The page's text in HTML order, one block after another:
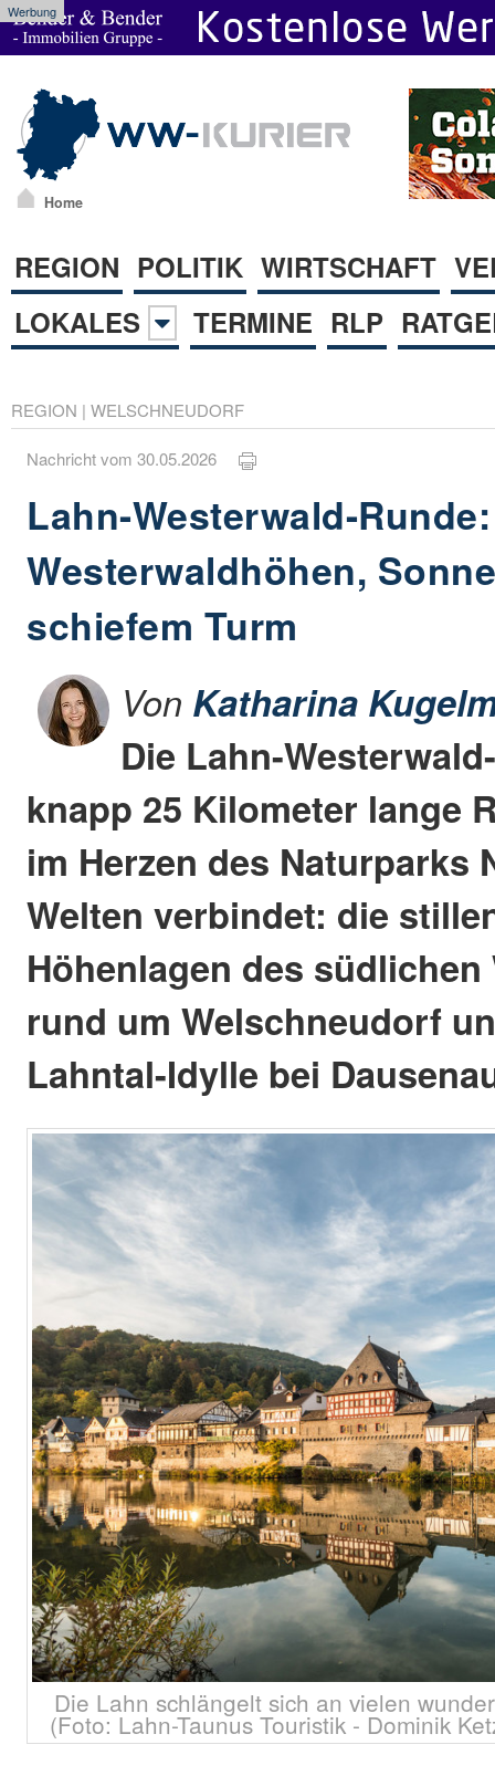
Werbung
Home
REGION POLITIK WIRTSCHAFT
LOKALES
TERMINE RLP
REGION | WELSCHNEUDORF
Nachricht vom 30.05.2026
Lahn-Westerwald-
Westerwaldhöhen,
schiefem Turm
Von Katharina
Die Lahn-
knapp 25 Kilometer lange
im Herzen des Naturparks
Welten verbindet: die
Höhenlagen des
rund um Welschneudorf
Lahntal-Idylle bei
Die Lahn schlängelt sich an vielen
(Foto: Lahn-Taunus Touristik - Dominik